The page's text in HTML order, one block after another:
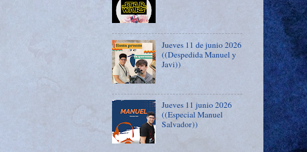
Jueves 11 de junio 2026
((Despedida Manuel y
Javi))
Jueves 11 junio 2026
((Especial Manuel
Salvador))